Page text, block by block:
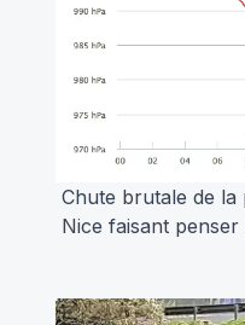
Chute brutale de la
Nice faisant